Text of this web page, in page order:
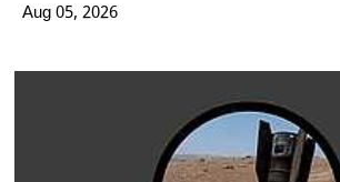
Aug 05, 2026